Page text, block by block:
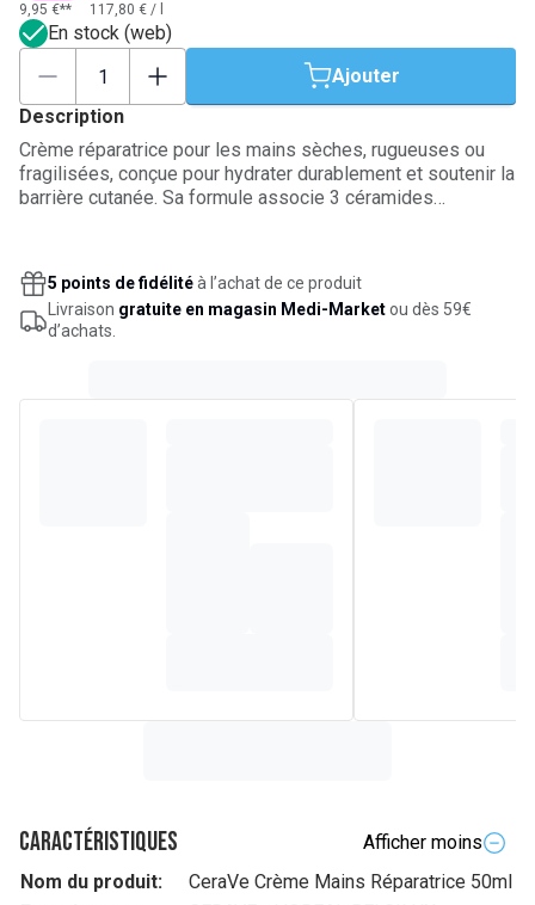
9,95 €** 117,80 € /
En stock (web)
Ajouter
Description
Crème réparatrice pour les mains sèches, rugueuses ou
fragilisées, conçue pour hydrater durablement et soutenir la
barrière cutanée. Sa formule associe 3 céramides
texture légère pénètre rapidement, avec un fini non gras et
non collant. À appliquer aussi souvent que nécessaire sur
les mains, notamment après le lavage ou en cas de
sécheresse.
5 points de fidélitéà l’achat de ce produit
Livraison gratuite en magasin Medi-Marketou dès 59€
d’achats.
Caractéristiques
Afficher moins
Nom du produit:
CeraVe Crème Mains Réparatrice 50ml